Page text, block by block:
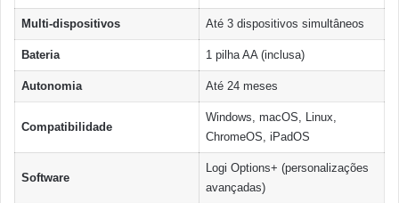
Multi-dispositivos Até 3 dispositivos simultâneos
Bateria 1 pilha AA (inclusa)
Autonomia Até 24 meses
Compatibilidade
Windows, macOS, Linux,
ChromeOS, iPadOS
Software
Logi Options+ (personalizações
avançadas)